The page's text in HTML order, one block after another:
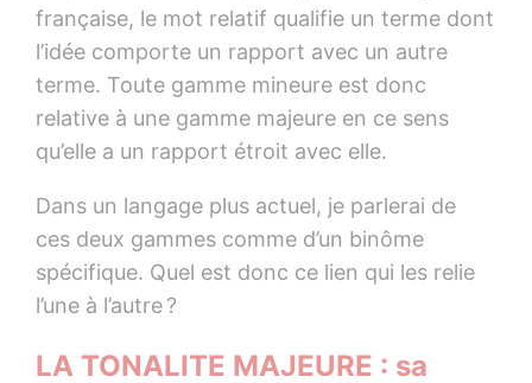
française, le mot relatif qualifie un terme dont
l’idée comporte un rapport avec un autre
terme. Toute gamme mineure est donc
relative à une gamme majeure en ce sens
qu’elle a un rapport étroit avec elle.
Dans un langage plus actuel, je parlerai de
ces deux gammes comme d’un binôme
spécifique. Quel est donc ce lien qui les relie
l’une à l’autre ?
LA TONALITE MAJEURE : sa